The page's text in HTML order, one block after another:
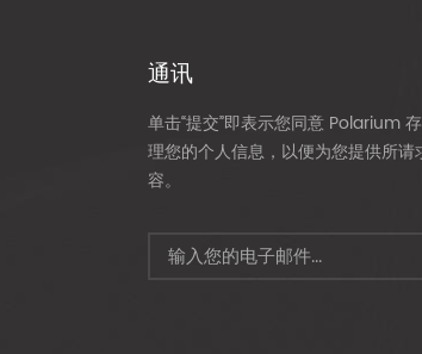
通讯
单击“提交”即表示您同意 Polarium
理您的个人信息，以便为您提供所请
容。